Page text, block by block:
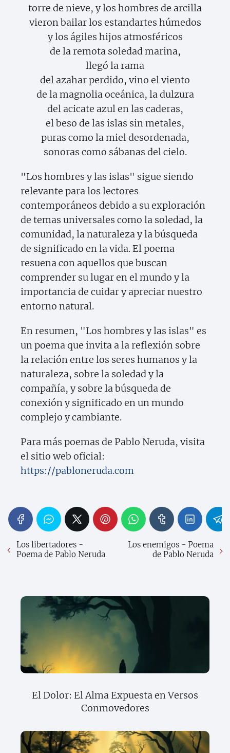
torre de nieve, y los hombres de arcilla
vieron bailar los estandartes húmedos
y los ágiles hijos atmosféricos
de la remota soledad marina,
llegó la rama
del azahar perdido, vino el viento
de la magnolia oceánica, la dulzura
del acicate azul en las caderas,
el beso de las islas sin metales,
puras como la miel desordenada,
sonoras como sábanas del cielo.
"Los hombres y las islas" sigue siendo
relevante para los lectores
contemporáneos debido a su exploración
de temas universales como la soledad, la
comunidad, la naturaleza y la búsqueda
de significado en la vida. El poema
resuena con aquellos que buscan
comprender su lugar en el mundo y la
importancia de cuidar y apreciar nuestro
entorno natural.
En resumen, "Los hombres y las islas" es
un poema que invita a la reflexión sobre
la relación entre los seres humanos y la
naturaleza, sobre la soledad y la
compañía, y sobre la búsqueda de
conexión y significado en un mundo
complejo y cambiante.
Para más poemas de Pablo Neruda, visita
el sitio web oficial:
https://pabloneruda.com
Los libertadores -
Poema de Pablo Neruda
Los enemigos - Poema
de Pablo Neruda
El Dolor: El Alma Expuesta en Versos
Conmovedores